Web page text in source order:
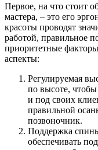
Первое, на что стоит
мастера, – это его
красоты проводят
работой, правильное
приоритетные
аспекты:
Регулируемая
по высоте, чтобы
и под своих
правильной
позвоночник.
Поддержка
обеспечивать